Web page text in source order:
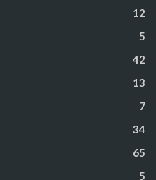
12
5
42
13
7
34
65
5